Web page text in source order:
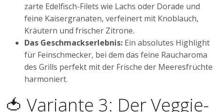
zarte Edelfisch-Filets wie Lachs oder Dorade und
feine Kaisergranaten, verfeinert mit Knoblauch,
Kräutern und frischer Zitrone.
Das Geschmackserlebnis: Ein absolutes Highlight
für Feinschmecker, bei dem das feine Raucharoma
des Grills perfekt mit der Frische der Meeresfrüchte
harmoniert.
🍅 Variante 3: Der Veggie-